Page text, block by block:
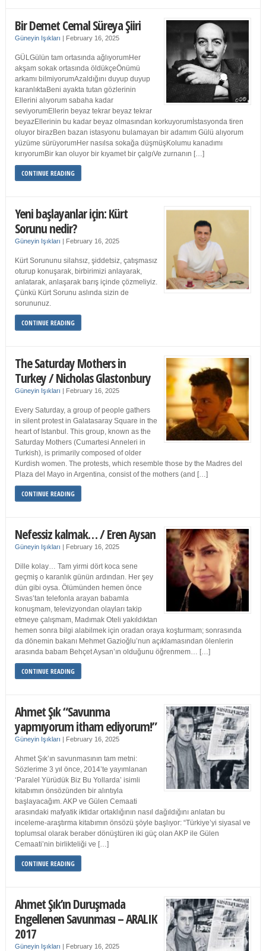
Bir Demet Cemal Süreya Şiiri
Güneyin Işıkları | February 16, 2025
GÜLGülün tam ortasında ağlıyorumHer
akşam sokak ortasında öldükçeÖnümü
arkamı bilmiyorumAzaldığını duyup duyup
karanlıktaBeni ayakta tutan gözlerinin
Ellerini alıyorum sabaha kadar
seviyorumEllerin beyaz tekrar beyaz tekrar
beyazEllerinin bu kadar beyaz olmasından korkuyorumİstasyonda tiren
oluyor birazBen bazan istasyonu bulamayan bir adamım Gülü alıyorum
yüzüme sürüyorumHer nasılsa sokağa düşmüşKolumu kanadımı
kırıyorumBir kan oluyor bir kıyamet bir çalgıVe zurnanın […]
CONTINUE READING
Yeni başlayanlar için: Kürt
Sorunu nedir?
Güneyin Işıkları | February 16, 2025
Kürt Sorununu silahsız, şiddetsiz, çatışmasız
oturup konuşarak, birbirimizi anlayarak,
anlatarak, anlaşarak barış içinde çözmeliyiz.
Çünkü Kürt Sorunu aslında sizin de
sorununuz.
CONTINUE READING
The Saturday Mothers in
Turkey / Nicholas Glastonbury
Güneyin Işıkları | February 16, 2025
Every Saturday, a group of people gathers
in silent protest in Galatasaray Square in the
heart of Istanbul. This group, known as the
Saturday Mothers (Cumartesi Anneleri in
Turkish), is primarily composed of older
Kurdish women. The protests, which resemble those by the Madres del
Plaza del Mayo in Argentina, consist of the mothers (and […]
CONTINUE READING
Nefessiz kalmak… / Eren Aysan
Güneyin Işıkları | February 16, 2025
Dille kolay… Tam yirmi dört koca sene
geçmiş o karanlık günün ardından. Her şey
dün gibi oysa. Ölümünden hemen önce
Sıvas’tan telefonla arayan babamla
konuşmam, televizyondan olayları takip
etmeye çalışmam, Madımak Oteli yakıldıktan
hemen sonra bilgi alabilmek için oradan oraya koşturmam; sonrasında
da dönemin bakanı Mehmet Gazioğlu’nun açıklamasından ölenlerin
arasında babam Behçet Aysan’ın olduğunu öğrenmem… […]
CONTINUE READING
Ahmet Şık “Savunma
yapmıyorum itham ediyorum!”
Güneyin Işıkları | February 16, 2025
Ahmet Şık’ın savunmasının tam metni:
Sözlerime 3 yıl önce, 2014’te yayımlanan
‘Paralel Yürüdük Biz Bu Yollarda’ isimli
kitabımın önsözünden bir alıntıyla
başlayacağım. AKP ve Gülen Cemaati
arasındaki mafyatik iktidar ortaklığının nasıl dağıldığını anlatan bu
inceleme-araştırma kitabımın önsözü şöyle başlıyor: “Türkiye’yi siyasal ve
toplumsal olarak beraber dönüştüren iki güç olan AKP ile Gülen
Cemaati’nin birlikteliği ve […]
CONTINUE READING
Ahmet Şık’ın Duruşmada
Engellenen Savunması – ARALIK
2017
Güneyin Işıkları | February 16, 2025